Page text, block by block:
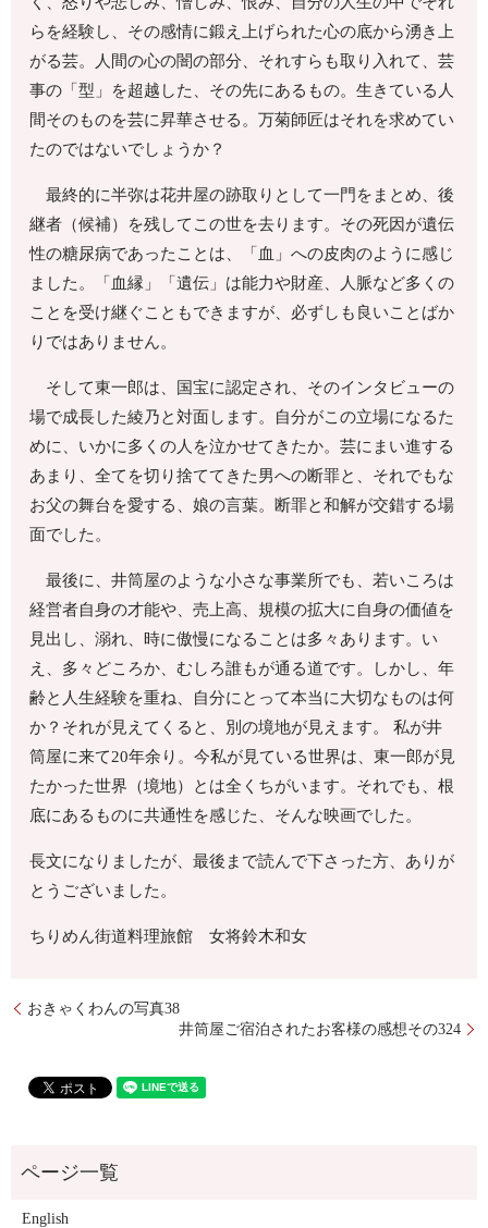
らを経験し、その感情に鍛え上げられた心の底から湧き上
がる芸。人間の心の闇の部分、それすらも取り入れて、芸
事の「型」を超越した、その先にあるもの。生きている人
間そのものを芸に昇華させる。万菊師匠はそれを求めてい
たのではないでしょうか？
最終的に半弥は花井屋の跡取りとして一門をまとめ、後
継者（候補）を残してこの世を去ります。その死因が遺伝
性の糖尿病であったことは、「血」への皮肉のように感じ
ました。「血縁」「遺伝」は能力や財産、人脈など多くの
ことを受け継ぐこともできますが、必ずしも良いことばか
りではありません。
そして東一郎は、国宝に認定され、そのインタビューの
場で成長した綾乃と対面します。自分がこの立場になるた
めに、いかに多くの人を泣かせてきたか。芸にまい進する
あまり、全てを切り捨ててきた男への断罪と、それでもな
お父の舞台を愛する、娘の言葉。断罪と和解が交錯する場
面でした。
最後に、井筒屋のような小さな事業所でも、若いころは
経営者自身の才能や、売上高、規模の拡大に自身の価値を
見出し、溺れ、時に傲慢になることは多々あります。い
え、多々どころか、むしろ誰もが通る道です。しかし、年
齢と人生経験を重ね、自分にとって本当に大切なものは何
か？それが見えてくると、別の境地が見えます。 私が井
筒屋に来て20年余り。今私が見ている世界は、東一郎が見
たかった世界（境地）とは全くちがいます。それでも、根
底にあるものに共通性を感じた、そんな映画でした。
長文になりましたが、最後まで読んで下さった方、ありが
とうございました。
ちりめん街道料理旅館 女将鈴木和女
おきゃくわんの写真38
井筒屋ご宿泊されたお客様の感想その324
English